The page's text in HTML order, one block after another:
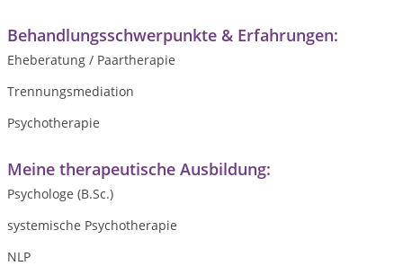
Behandlungsschwerpunkte & Erfahrungen:
Eheberatung / Paartherapie
Trennungsmediation
Psychotherapie
Meine therapeutische Ausbildung:
Psychologe (B.Sc.)
systemische Psychotherapie
NLP